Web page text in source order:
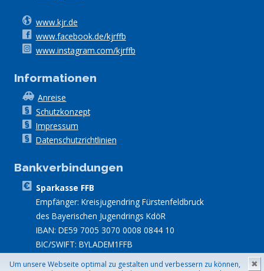
Um unsere Webseite optimal zu gestalten und verbessern zu können,
✖
www.kjr.de
www.facebook.de/kjrffb
www.instagram.com/kjrffb
Informationen
Anreise
Schutzkonzept
Impressum
Datenschutzrichtlinien
Bankverbindungen
Sparkasse FFB
Empfänger: Kreisjugendring Fürstenfeldbruck
des Bayerischen Jugendrings KdöR
IBAN: DE59 7005 3070 0008 0844 10
BIC/SWIFT: BYLADEM1FFB